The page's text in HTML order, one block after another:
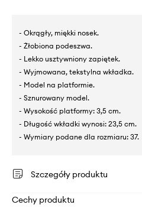
- Okrągły, miękki nosek.
- Żłobiona podeszwa.
- Lekko usztywniony zapiętek.
- Wyjmowana, tekstylna wkładka.
- Model na platformie.
- Sznurowany model.
- Wysokość platformy: 3,5 cm.
- Długość wkładki wynosi: 23,5 cm.
- Wymiary podane dla rozmiaru: 37.
Szczegóły produktu
Cechy produktu